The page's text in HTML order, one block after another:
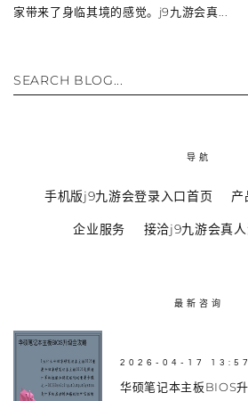
家带来了身临其境的感觉。j9九游会真...
SEARCH BLOG...
导航
手机版j9九游会登录入口首页 产
企业服务 接洽j9九游会真
最新咨询
2026-04-17
华硕笔记本主板BIOS